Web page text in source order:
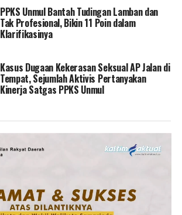
PPKS Unmul Bantah Tudingan Lamban dan
Tak Profesional, Bikin 11 Poin dalam
Klarifikasinya
Kasus Dugaan Kekerasan Seksual AP Jalan di
Tempat, Sejumlah Aktivis Pertanyakan
Kinerja Satgas PPKS Unmul